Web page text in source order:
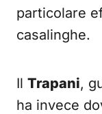
particolare
casalinghe.
Il Trapani,
ha invece